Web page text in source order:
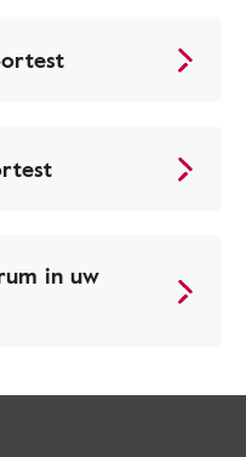
in uw